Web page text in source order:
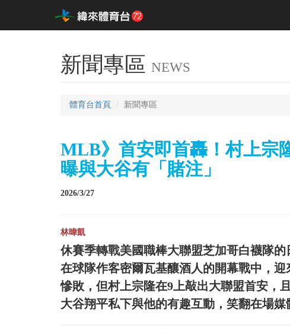
新聞專區 NEWS
體育台首頁 新聞專區
MLB》首安即首轟！村上宗
曝與大谷有「賭注」
2026/3/27
林暐凱
休賽季轉戰美國職棒大聯盟芝加哥白襪隊
在球隊作客密爾瓦基釀酒人的開幕戰中，
慘敗，但村上宗隆在9上敲出大聯盟首安，
大谷翔平私下與他的有趣互動，笑翻在場媒